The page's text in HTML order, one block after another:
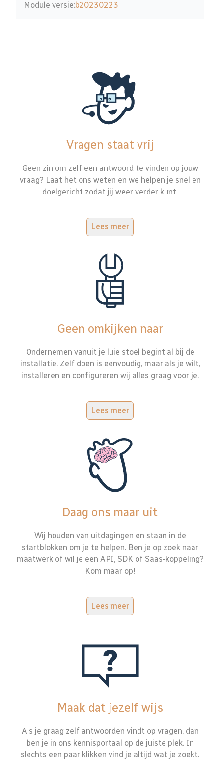
Module versie:b20230223
Vragen staat vrij
Geen zin om zelf een antwoord te vinden op jouw
vraag? Laat het ons weten en we helpen je snel en
doelgericht zodat jij weer verder kunt.
Lees meer
Geen omkijken naar
Ondernemen vanuit je luie stoel begint al bij de
installatie. Zelf doen is eenvoudig, maar als je wilt,
installeren en configureren wij alles graag voor je.
Lees meer
Daag ons maar uit
Wij houden van uitdagingen en staan in de
startblokken om je te helpen. Ben je op zoek naar
maatwerk of wil je een API, SDK of Saas-koppeling?
Kom maar op!
Lees meer
Maak dat jezelf wijs
Als je graag zelf antwoorden vindt op vragen, dan
ben je in ons kennisportaal op de juiste plek. In
slechts een paar klikken vind je altijd wat je zoekt.